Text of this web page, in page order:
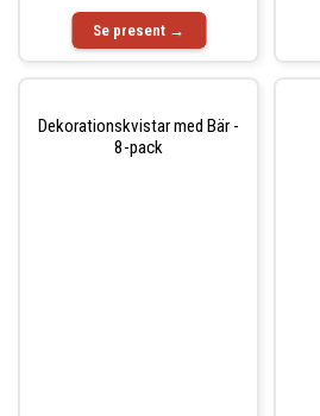
Se present →
Dekorationskvistar med Bär -
8-pack